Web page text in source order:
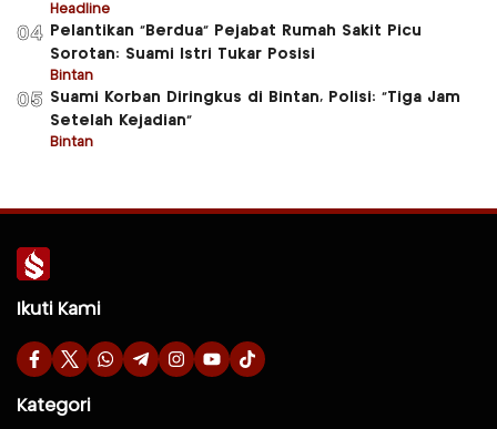
Headline
04
Pelantikan “Berdua” Pejabat Rumah Sakit Picu
Sorotan: Suami Istri Tukar Posisi
Bintan
05 Suami Korban Diringkus di Bintan, Polisi: “Tiga Jam
Setelah Kejadian”
Bintan
Ikuti Kami
Kategori